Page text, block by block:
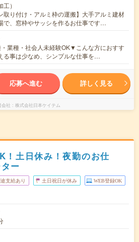
）
取り付け・アルミ枠の運搬】大手アルミ建材
で、窓枠やサッシを作るお仕事です…
業種・社会人未経験OK▼こんな方におすす
る事は少なめ、シンプルな仕事を…
応募へ進む 詳しく見る
社 株式会社日本ケイテム
！土日休み！夜勤のお仕
ー
支給あり 土日祝日が休み WEB登録OK